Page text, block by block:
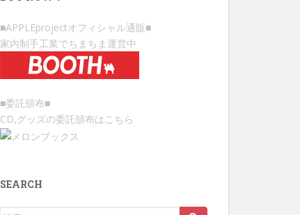
■APPLEprojectオフィシャル通販■
家内制手工業でちまちま運営中
■委託頒布■
CD,グッズの委託頒布はこちら
SEARCH